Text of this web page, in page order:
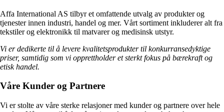
Affa International AS tilbyr et omfattende utvalg av produkter og
tjenester innen industri, handel og mer. Vårt sortiment inkluderer alt fra
tekstiler og elektronikk til matvarer og medisinsk utstyr.
Vi er dedikerte til å levere kvalitetsprodukter til konkurransedyktige
priser, samtidig som vi opprettholder et sterkt fokus på bærekraft og
etisk handel.
Våre Kunder og Partnere
Vi er stolte av våre sterke relasjoner med kunder og partnere over hele